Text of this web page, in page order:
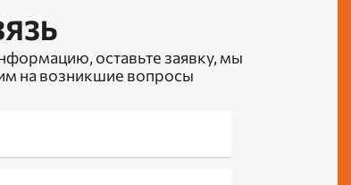
оставьте заявку, мы
на возникшие вопросы